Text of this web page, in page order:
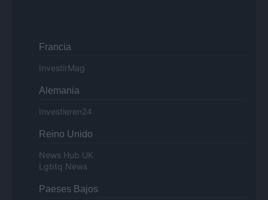
Francia
InvestirMag
Alemania
Investieren24
Reino Unido
News Hub UK
Lgbtq News
Paeses Bajos